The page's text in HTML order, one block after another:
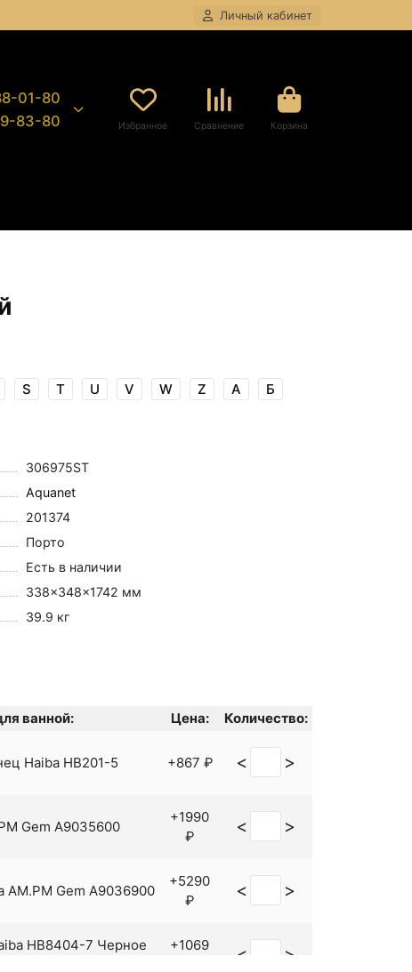
Личный кабинет
01-80
83-80
Избранное Сравнение Корзина
S T U V W Z А Б
306975ST
Aquanet
201374
Порто
Есть в наличии
338×348×1742 мм
39.9 кг
ванной: Цена: Количество:
Haiba HB201-5 +867 ₽ < >
Gem A9035600
+1990
₽
< >
AM.PM Gem A9036900
+5290
₽
< >
HB8404-7 Черное
+1069
< >